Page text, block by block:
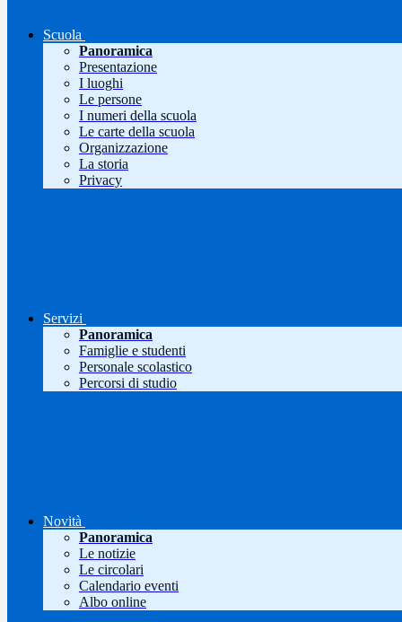
Scuola
Panoramica
Presentazione
I luoghi
Le persone
I numeri della scuola
Le carte della scuola
Organizzazione
La storia
Privacy
Servizi
Panoramica
Famiglie e studenti
Personale scolastico
Percorsi di studio
Novità
Panoramica
Le notizie
Le circolari
Calendario eventi
Albo online